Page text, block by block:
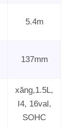
5.4m
137mm
xăng,1.5L,
I4, 16val,
SOHC